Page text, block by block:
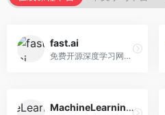
fast.ai
免费开源深度学习网站，专注于实用AI教学。面向开发者，提供免费深度学习课程、实战项目、代码库等资源，学习门槛低。
MachineLearningMastery